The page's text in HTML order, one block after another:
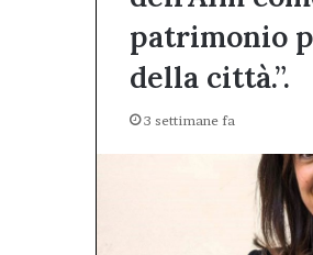
patrimonio
della città.”.
3 settimane fa